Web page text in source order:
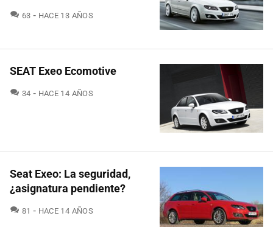
63 COMENTARIOS
HACE 13 AÑOS
SEAT Exeo Ecomotive
34 COMENTARIOS
HACE 14 AÑOS
Seat Exeo: La seguridad,
¿asignatura pendiente?
81 COMENTARIOS
HACE 14 AÑOS